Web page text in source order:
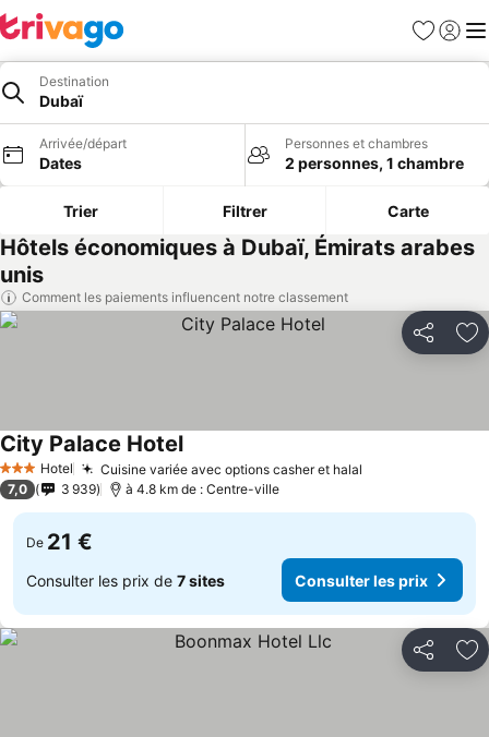
Favoris
Se
Destination
Dubaï
Arrivée/départ
Dates
Personnes et chambres
2 personnes, 1 chambre
Trier Filtrer Carte
Hôtels économiques à Dubaï, Émirats arabes
unis
Comment les paiements influencent notre classement
Partager
3 ÉtoilesHotel Cuisine variée avec options casher et halal
City Palace HotelConsulter les prix
7,0 3 939 à 4.8 km de : Centre-ville
De 21 €
Consulter les prix de 7 sites Consulter les prix
Partager